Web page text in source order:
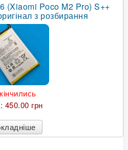
(Xiaomi Poco M2 Pro) S++
з розбирання
450.00 грн